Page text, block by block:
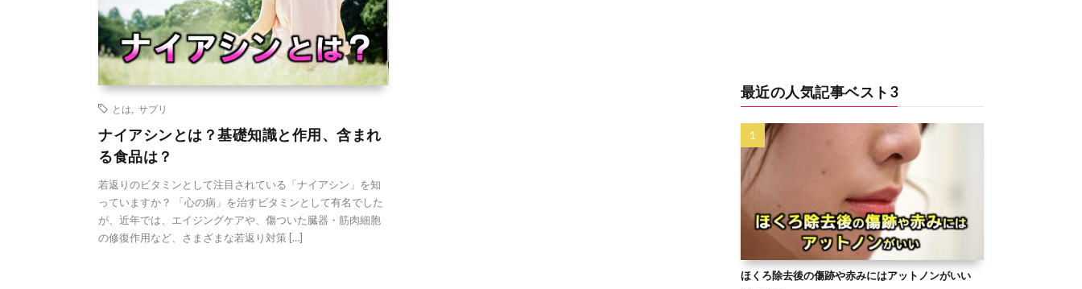
とは サプリ
ナイアシンとは？基礎知識と作用、含まれ
る食品は？
若返りのビタミンとして注目されている「ナイアシン」を知
っていますか？ 「心の病」を治すビタミンとして有名でした
が、近年では、エイジングケアや、傷ついた臓器・筋肉細胞
の修復作用など、さまざまな若返り対策 […]
最近の人気記事ベスト3
ほくろ除去後の傷跡や赤みにはアットノンがいい